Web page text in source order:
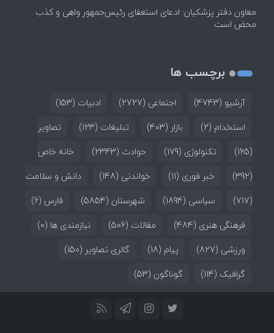
معاون دفتر پزشکیان: ادعای استعفای رئیس‌جمهور واهی و کذب
محض است
برچسب ها
آرشیو (4743) اجتماعی (2727) ادبیات (153)
استخدام (2) بازار (403) تبلیغات (123)
تصاویر
(165)
تکنولوژی (179) حوادث (2343)
خانه خاص
(392)
خبر فوری (11) خواندنی (148)
دانش و سلامت
(717)
سیاسی (1894) شهرستان (5854) فارس (6)
فرهنگی هنری (484) مقالات (506) نیازمندی ها (0)
ورزشی (827) پیام (18) گالری تصاویر (150)
گرافیک (114) گوناگون (53)